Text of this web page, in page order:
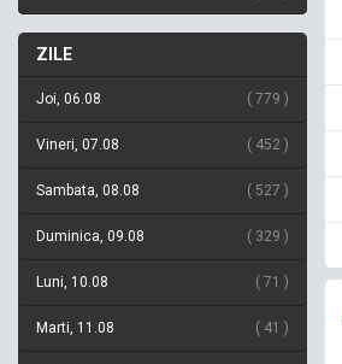
ZILE
Joi, 06.08 779
Vineri, 07.08 452
Sambata, 08.08 527
Duminica, 09.08 329
Luni, 10.08 71
Marti, 11.08 41